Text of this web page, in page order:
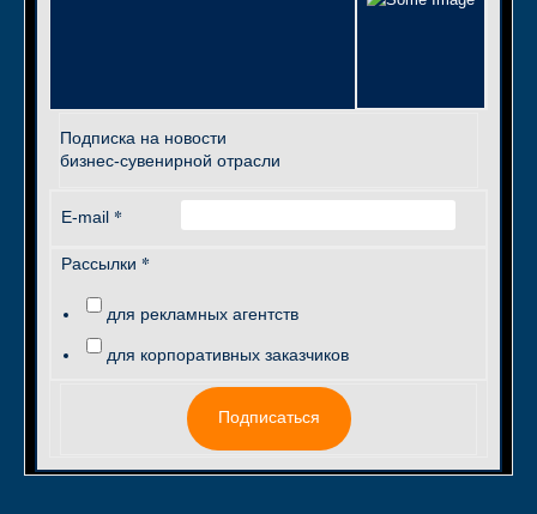
Подписка на новости
бизнес-сувенирной отрасли
E-mail *
Рассылки *
для рекламных агентств
для корпоративных заказчиков
Подписаться